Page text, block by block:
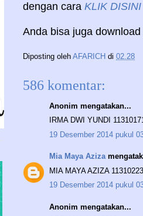
dengan cara KLIK DISINI
Anda bisa juga
Diposting oleh AFARICH di 02.28
586 komentar:
Anonim mengatakan...
IRMA DWI YUNDI
19 Desember 2014 pukul
Mia Maya Aziza
MIA MAYA AZIZA 11310223
19 Desember 2014 pukul
Anonim mengatakan...